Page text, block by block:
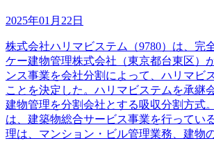
2025年01月22日
株式会社ハリマビステム（9780）は、完
ケー建物管理株式会社（東京都台東区）
ンス事業を会社分割によって、ハリマビ
ことを決定した。ハリマビステムを承継
建物管理を分割会社とする吸収分割方式
は、建築物総合サービス事業を行ってい
理は、マンション・ビル管理業務、建物